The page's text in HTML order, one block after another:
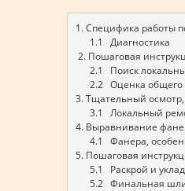
1. Специфика работы
      1.1   Диагностика
2. Пошаговая
2.1   Поиск
2.2   Оценка
3. Тщательный
3.1   Локальный
4. Выравнивание
4.1   Фанера,
5. Пошаговая
5.1   Раскрой и
5.2   Финальная